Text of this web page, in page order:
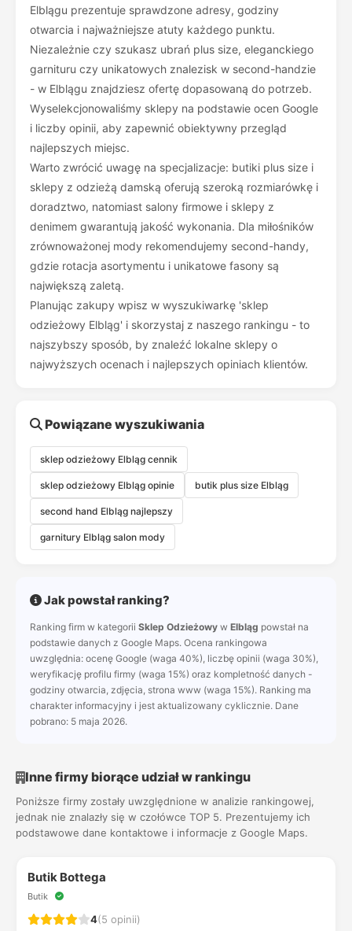
Elblągu prezentuje sprawdzone adresy, godziny
otwarcia i najważniejsze atuty każdego punktu.
Niezależnie czy szukasz ubrań plus size, eleganckiego
garnituru czy unikatowych znalezisk w second-handzie
- w Elblągu znajdziesz ofertę dopasowaną do potrzeb.
Wyselekcjonowaliśmy sklepy na podstawie ocen Google
i liczby opinii, aby zapewnić obiektywny przegląd
najlepszych miejsc.
Warto zwrócić uwagę na specjalizacje: butiki plus size i
sklepy z odzieżą damską oferują szeroką rozmiarówkę i
doradztwo, natomiast salony firmowe i sklepy z
denimem gwarantują jakość wykonania. Dla miłośników
zrównoważonej mody rekomendujemy second-handy,
gdzie rotacja asortymentu i unikatowe fasony są
największą zaletą.
Planując zakupy wpisz w wyszukiwarkę 'sklep
odzieżowy Elbląg' i skorzystaj z naszego rankingu - to
najszybszy sposób, by znaleźć lokalne sklepy o
najwyższych ocenach i najlepszych opiniach klientów.
Powiązane wyszukiwania
sklep odzieżowy Elbląg cennik
sklep odzieżowy Elbląg opinie butik plus size Elbląg
second hand Elbląg najlepszy
garnitury Elbląg salon mody
Jak powstał ranking?
Ranking firm w kategorii Sklep Odzieżowy w Elbląg powstał na
podstawie danych z Google Maps. Ocena rankingowa
uwzględnia: ocenę Google (waga 40%), liczbę opinii (waga 30%),
weryfikację profilu firmy (waga 15%) oraz kompletność danych -
godziny otwarcia, zdjęcia, strona www (waga 15%). Ranking ma
charakter informacyjny i jest aktualizowany cyklicznie. Dane
pobrano: 5 maja 2026.
Inne firmy biorące udział w rankingu
Poniższe firmy zostały uwzględnione w analizie rankingowej,
jednak nie znalazły się w czołówce TOP 5. Prezentujemy ich
podstawowe dane kontaktowe i informacje z Google Maps.
Butik Bottega
Butik
4(5 opinii)